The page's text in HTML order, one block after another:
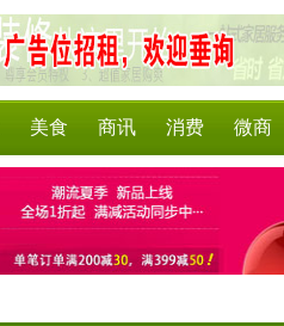
美食 商讯 消费 微商